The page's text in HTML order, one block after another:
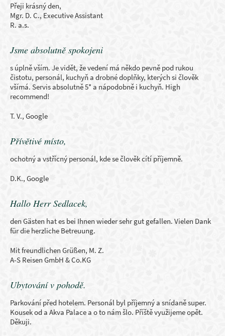
Přeji krásný den,
Mgr. D. C., Executive Assistant
R. a.s.
Jsme absolutně spokojeni
s úplně vším. Je vidět, že vedení má někdo pevně pod rukou
čistotu, personál, kuchyň a drobné doplňky, kterých si člověk
všímá. Servis absolutně 5* a nápodobně i kuchyň. High
recommend!
T. V., Google
Přívětivé místo,
ochotný a vstřícný personál, kde se člověk cítí příjemně.
D.K., Google
Hallo Herr Sedlacek,
den Gästen hat es bei Ihnen wieder sehr gut gefallen. Vielen Dank
für die herzliche Betreuung.
Mit freundlichen Grüßen, M. Z.
A-S Reisen GmbH & Co.KG
Ubytování v pohodě.
Parkování před hotelem. Personál byl příjemný a snídaně super.
Kousek od a Akva Palace a o to nám šlo. Příště využijeme opět.
Děkuji.